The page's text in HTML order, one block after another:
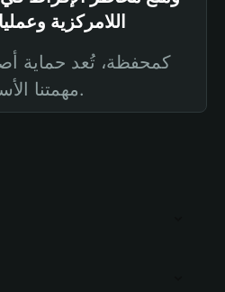
اللامركزية
كمحفظة، تُعد حماية
مهمتنا الأساسية.